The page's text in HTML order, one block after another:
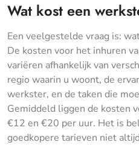
Wat kost een
Een veelgestelde vraag is:
De kosten voor het inhuren
variëren afhankelijk van
regio waarin u woont, de
werkster, en de taken die
Gemiddeld liggen de kosten
€12 en €20 per uur. Het is
goedkopere tarieven niet